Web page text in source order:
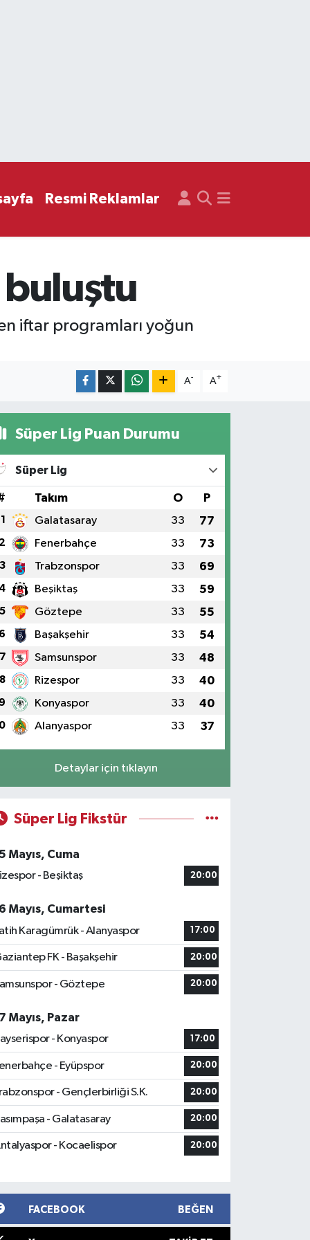
Resmi Reklamlar
buluştu
iftar programları yoğun
A- A+
Süper Lig Puan Durumu
Süper Lig
Takım O P
1 Galatasaray 33 77
2 Fenerbahçe 33 73
3 Trabzonspor 33 69
4 Beşiktaş 33 59
5 Göztepe 33 55
6 Başakşehir 33 54
7 Samsunspor 33 48
8 Rizespor 33 40
9 Konyaspor 33 40
Alanyaspor 33 37
Detaylar için tıklayın
Süper Lig Fikstür
Mayıs, Cuma
- Beşiktaş
20:00
Mayıs, Cumartesi
Karagümrük - Alanyaspor
17:00
FK - Başakşehir 20:00
- Göztepe 20:00
Mayıs, Pazar
- Konyaspor
17:00
- Eyüpspor 20:00
- Gençlerbirliği S.K. 20:00
- Galatasaray 20:00
- Kocaelispor 20:00
FACEBOOK BEĞEN